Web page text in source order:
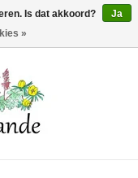
>0 Artikelen - €0,00
Is dat akkoord?
Ja
»